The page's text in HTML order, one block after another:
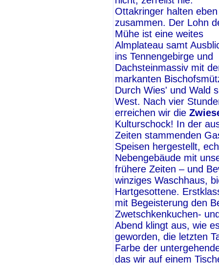
Ottakringer halten eben
zusammen. Der Lohn
Mühe ist eine weites
Almplateau samt
ins Tennengebirge und
Dachsteinmassiv mit
markanten
Durch Wies' und Wald
West. Nach vier
erreichen wir die
Kulturschock! In der
Zeiten stammenden
Speisen hergestellt,
Nebengebäude mit
frühere Zeiten – und
winziges Waschhaus,
Hartgesottene.
mit Begeisterung den
Zwetschkenkuchen-
Abend klingt aus, wie
geworden, die letzten
Farbe der
das wir auf einem